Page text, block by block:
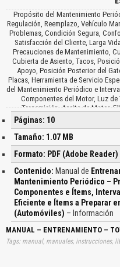
Propósito del Mantenimiento
Regulación, Reemplazo, Vehículo
Problemas, Condición Segura,
Satisfacción del Cliente, Larga
Precauciones de Mantenimiento,
Cubierta de Asiento, Tacos,
Apoyo, Posición Posterior del
Placas, Herramienta de Servicio
del Mantenimiento Periódico e
Componentes del Motor, Luz
Transmisión, Aceite de Motor,
Mangueras del Aceite de la
Mantenimiento, Condiciones de
Torque Especificado, Modelo de
Mantenimiento Eficiente, Flujo de
Elevador, Inspecciona a Nivel del
Instrumentos de Medición,
Engrasadora, Sistema de
de Combustible y Escape, Filtro de
en Vacío, Llave para Filtro de
Vacío, Tacómetro, Medidor, Chasis
de Tensión, Probador de
Engrasadora, Herramienta
Páginas: 10
Tamaño: 1.07 MB
Formato: PDF (Adobe Reader)
Contenido: Manual de
Mantenimiento Periódico –
Componentes e Ítems,
Eficiente e Ítems a Preparar
(Automóviles) – Información
MANUAL – ENTRENAMIENTO –